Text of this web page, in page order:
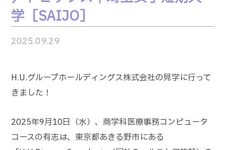
学［SAIJO］
2025.09.29
H.U.グループホールディングス株式会社の見学に行って
きました！
2025年9月10日（水）、商学科医療事務コンピュータ
コースの有志は、東京都あきる野市にある